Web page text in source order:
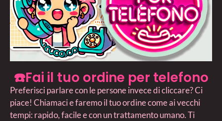
☎️Fai il tuo ordine per telefono
Preferisci parlare con le persone invece di cliccare? Ci
piace! Chiamaci e faremo il tuo ordine come ai vecchi
tempi: rapido, facile e con un trattamento umano. Ti